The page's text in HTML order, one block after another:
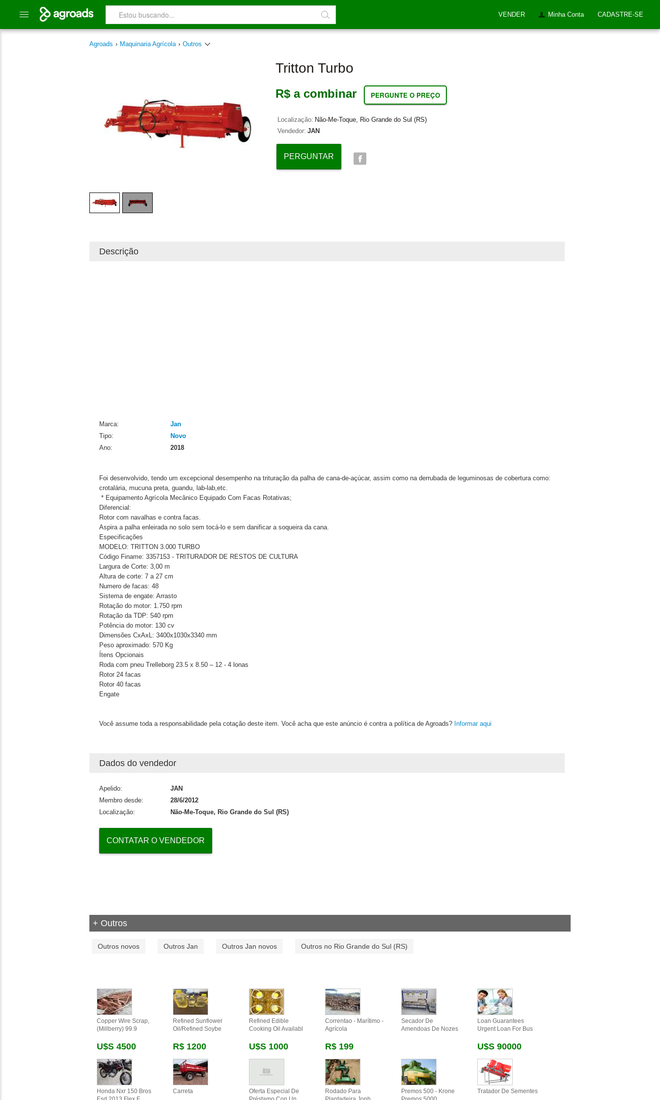
VENDER Minha Conta CADASTRE-SE
Agroads › Maquinaria Agrícola › Outros
Tritton Turbo
R$ a combinar PERGUNTE O PREÇO
Localização: Não-Me-Toque, Rio Grande do Sul (RS)
Vendedor: JAN
PERGUNTAR
Descrição
Marca:
Jan
Tipo:
Novo
Ano:
2018
Foi desenvolvido, tendo um excepcional desempenho na trituração da palha de cana-de-açúcar, assim como na derrubada de leguminosas de cobertura como:
crotalária, mucuna preta, guandu, lab-lab,etc.
* Equipamento Agrícola Mecânico Equipado Com Facas Rotativas;
Diferencial :
Rotor com navalhas e contra facas.
Aspira a palha enleirada no solo sem tocá-lo e sem danificar a soqueira da cana.
Especificações
MODELO: TRITTON 3.000 TURBO
Código Finame: 3357153 - TRITURADOR DE RESTOS DE CULTURA
Largura de Corte: 3,00 m
Altura de corte: 7 a 27 cm
Numero de facas: 48
Sistema de engate: Arrasto
Rotação do motor: 1.750 rpm
Rotação da TDP: 540 rpm
Potência do motor: 130 cv
Dimensões CxAxL: 3400x1030x3340 mm
Peso aproximado: 570 Kg
Ítens Opcionais
Roda com pneu Trelleborg 23.5 x 8.50 – 12 - 4 lonas
Rotor 24 facas
Rotor 40 facas
Engate
Você assume toda a responsabilidade pela cotação deste item. Você acha que este anúncio é contra a política de Agroads? Informar aqui
Dados do vendedor
Apelido:
JAN
Membro desde:
28/6/2012
Localização:
Não-Me-Toque, Rio Grande do Sul (RS)
CONTATAR O VENDEDOR
+ Outros
Outros novos Outros Jan Outros Jan novos Outros no Rio Grande do Sul (RS)
Copper Wire Scrap,
(millberry) 99.9
U$s 4500
Refined Sunflower
Oil/refined Soybe
R$ 1200
Refined Edible
Cooking Oil Availabl
U$s 1000
Correntao - Marítimo -
Agrícola
R$ 199
Secador De
Amendoas De Nozes
Loan Guarantees
Urgent Loan For Bus
U$s 90000
Honda Nxr 150 Bros
Carreta
Oferta Especial De
Rodado Para
Premos 500 - Krone
Tratador De Sementes